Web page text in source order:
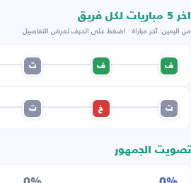
اخر 5 مباريات لكل فريق
من اليمين: آخر مباراة · اضغط على الحرف لعرض التفاصيل
ف ف ت
ت خ ت
تصويت الجمهور